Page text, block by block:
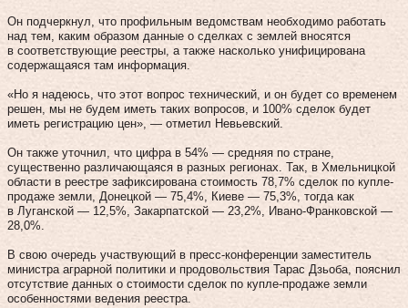
Он подчеркнул, что профильным ведомствам необходимо работать
над тем, каким образом данные о сделках с землей вносятся
в соответствующие реестры, а также насколько унифицирована
содержащаяся там информация.
«Но я надеюсь, что этот вопрос технический, и он будет со временем
решен, мы не будем иметь таких вопросов, и 100% сделок будет
иметь регистрацию цен», — отметил Невьевский.
Он также уточнил, что цифра в 54% — средняя по стране,
существенно различающаяся в разных регионах. Так, в Хмельницкой
области в реестре зафиксирована стоимость 78,7% сделок по купле-
продаже земли, Донецкой — 75,4%, Киеве — 75,3%, тогда как
в Луганской — 12,5%, Закарпатской — 23,2%, Ивано-Франковской —
28,0%.
В свою очередь участвующий в пресс-конференции заместитель
министра аграрной политики и продовольствия Тарас Дзьоба, пояснил
отсутствие данных о стоимости сделок по купле-продаже земли
особенностями ведения реестра.